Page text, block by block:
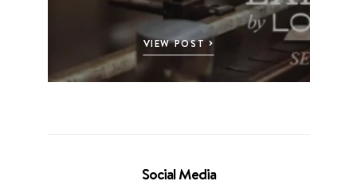
VIEW POST
Social Media